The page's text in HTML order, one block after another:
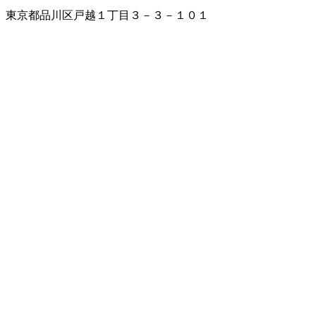
東京都品川区戸越１丁目３－３－１０１